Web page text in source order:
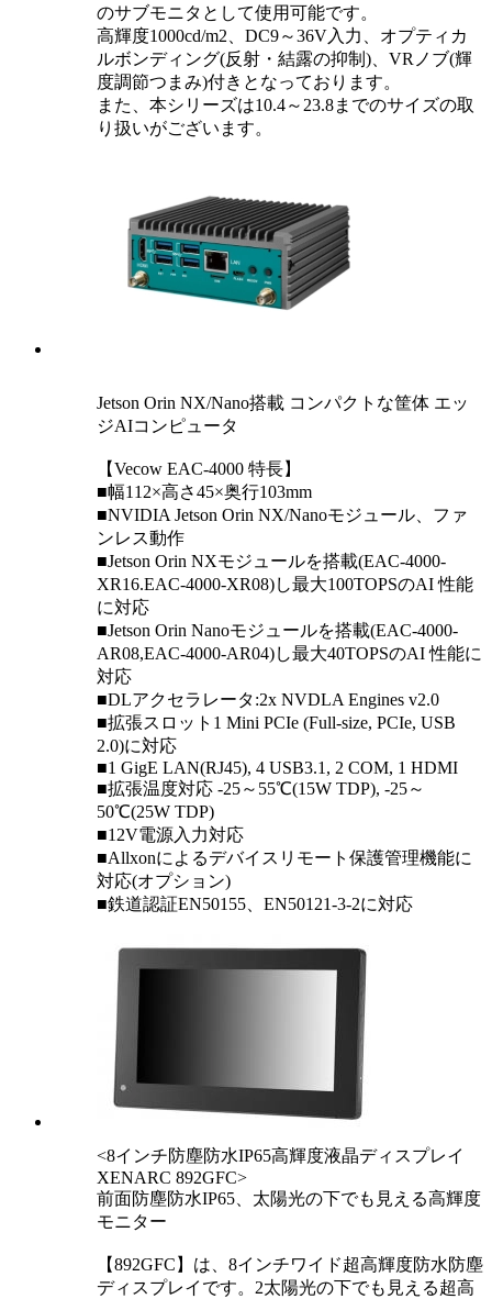
のサブモニタとして使用可能です。
高輝度1000cd/m2、DC9～36V入力、オプティカ
ルボンディング(反射・結露の抑制)、VRノブ(輝
度調節つまみ)付きとなっております。
また、本シリーズは10.4～23.8までのサイズの取
り扱いがございます。
Jetson Orin NX/Nano搭載 コンパクトな筐体 エッ
ジAIコンピュータ
【Vecow EAC-4000 特長】
■幅112×高さ45×奥行103mm
■NVIDIA Jetson Orin NX/Nanoモジュール、ファ
ンレス動作
■Jetson Orin NXモジュールを搭載(EAC-4000-
XR16.EAC-4000-XR08)し最大100TOPSのAI 性能
に対応
■Jetson Orin Nanoモジュールを搭載(EAC-4000-
AR08,EAC-4000-AR04)し最大40TOPSのAI 性能に
対応
■DLアクセラレータ:2x NVDLA Engines v2.0
■拡張スロット1 Mini PCIe (Full-size, PCIe, USB
2.0)に対応
■1 GigE LAN(RJ45), 4 USB3.1, 2 COM, 1 HDMI
■拡張温度対応 -25～55℃(15W TDP), -25～
50℃(25W TDP)
■12V電源入力対応
■Allxonによるデバイスリモート保護管理機能に
対応(オプション)
■鉄道認証EN50155、EN50121-3-2に対応
<8インチ防塵防水IP65高輝度液晶ディスプレイ
XENARC 892GFC>
前面防塵防水IP65、太陽光の下でも見える高輝度
モニター
【892GFC】は、8インチワイド超高輝度防水防塵
ディスプレイです。2太陽光の下でも見える超高